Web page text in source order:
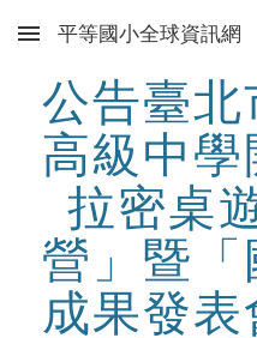
Skip to main content
平等國小全球資訊網
公告臺北
高級中
拉密桌
營」暨
成果發